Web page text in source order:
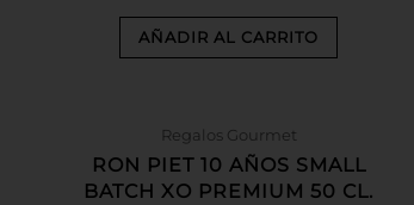
AÑADIR AL CARRITO
Regalos Gourmet
RON PIET 10 AÑOS SMALL
BATCH XO PREMIUM 50 CL.